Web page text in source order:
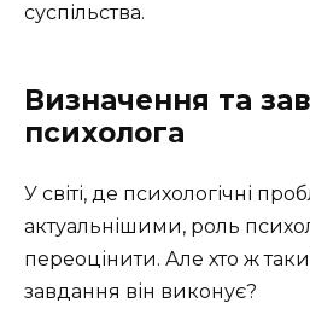
суспільства.
Визначення та
психолога
У світі, де психологічні
актуальнішими, роль
переоцінити. Але хто ж
завдання він виконує?